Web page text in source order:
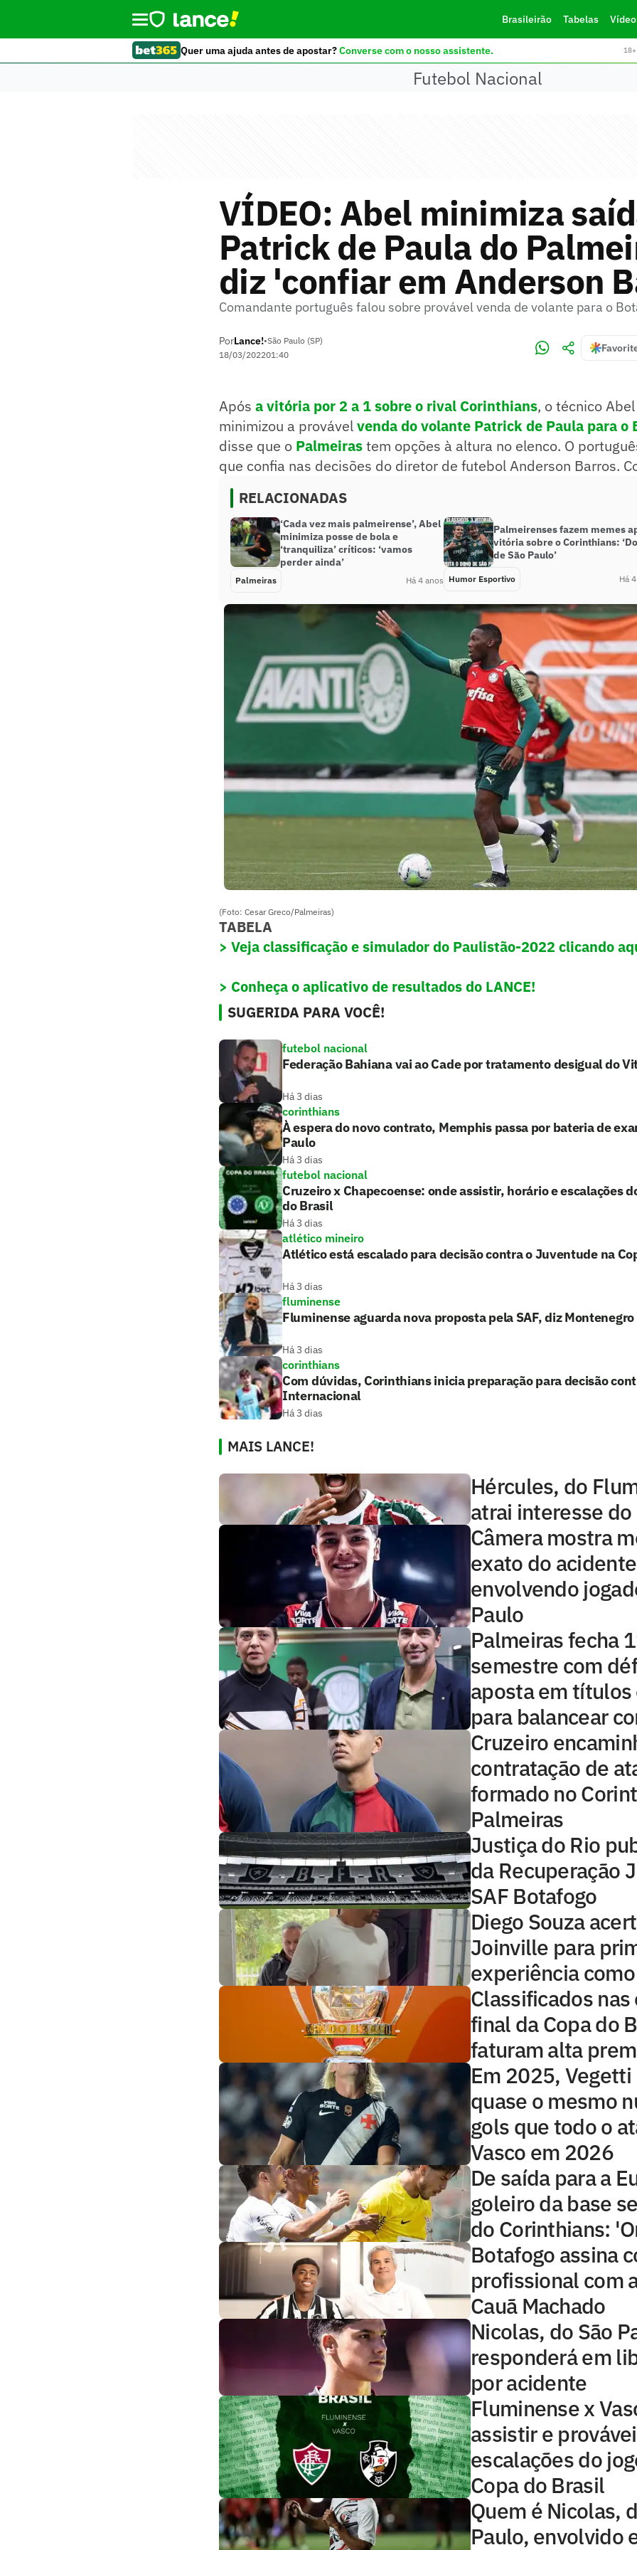
Brasileirão Tabelas
Quer uma ajuda antes de apostar?Converse com o nosso assistente.
Futebol Nacional
VÍDEO: Abel minimiza
Patrick de Paula do
diz 'confiar em Anderson
Comandante português falou sobre provável venda de volante para o
PorLance!•São Paulo (SP)
18/03/202201:40
Após a vitória por 2 a 1 sobre o rival Corinthians, o técnico
minimizou a provávelvenda do volante Patrick de Paula para o
disse que o Palmeirastem opções à altura no elenco. O
que confia nas decisões do diretor de futebol Anderson Barros.
RELACIONADAS
‘Cada vez mais palmeirense’, Abel
minimiza posse de bola e
‘tranquiliza’ críticos: ‘vamos
perder ainda’
Palmeiras Há 4 anos
Palmeirenses fazem memes
vitória sobre o Corinthians:
de São Paulo’
Humor Esportivo Há
(Foto: Cesar Greco/Palmeiras)
TABELA
> Veja classificação e simulador do Paulistão-2022 clicando
> Conheça o aplicativo de resultados do LANCE!
SUGERIDA PARA VOCÊ!
futebol nacional
Federação Bahiana vai ao Cade por tratamento desigual do
Há 3 dias
corinthians
À espera do novo contrato, Memphis passa por bateria de
Paulo
Há 3 dias
futebol nacional
Cruzeiro x Chapecoense: onde assistir, horário e escalações
do Brasil
Há 3 dias
atlético mineiro
Atlético está escalado para decisão contra o Juventude na
Há 3 dias
fluminense
Fluminense aguarda nova proposta pela SAF, diz Montenegro
Há 3 dias
corinthians
Com dúvidas, Corinthians inicia preparação para decisão
Internacional
Há 3 dias
MAIS LANCE!
Hércules, do
atrai interesse
Câmera mostra
exato do acidente
envolvendo
Paulo
Palmeiras fecha
semestre com
aposta em títulos
para balancear
Cruzeiro
contratação de
formado no
Palmeiras
Justiça do Rio
da Recuperação
SAF Botafogo
Diego Souza
Joinville para
experiência
Classificados
final da Copa do
faturam alta
Em 2025,
quase o mesmo
gols que todo o
Vasco em 2026
De saída para a
goleiro da base
do Corinthians:
Botafogo assina
profissional com
Cauã Machado
Nicolas, do São
responderá em
por acidente
Fluminense x
assistir e
escalações do
Copa do Brasil
Quem é Nicolas,
Paulo, envolvido